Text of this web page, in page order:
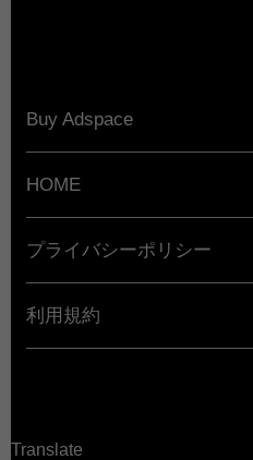
Buy Adspace
HOME
プライバシーポリシー
利用規約
Translate